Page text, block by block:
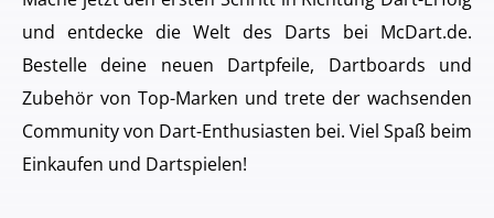
und entdecke die Welt des Darts bei McDart.de.
Bestelle deine neuen Dartpfeile, Dartboards und
Zubehör von Top-Marken und trete der wachsenden
Community von Dart-Enthusiasten bei. Viel Spaß beim
Einkaufen und Dartspielen!